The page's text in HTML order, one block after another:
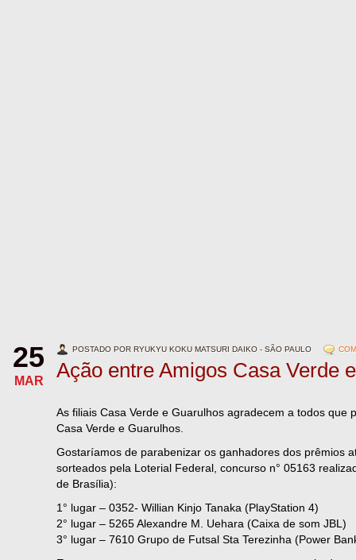
25
MAR
POSTADO POR RYUKYU KOKU MATSURI DAIKO - SÃO PAULO
Ação entre Amigos Casa Verde
As filiais Casa Verde e Guarulhos agradecem a todos que
Casa Verde e Guarulhos.
Gostaríamos de parabenizar os ganhadores dos prêmios
sorteados pela Loterial Federal, concurso n° 05163
de Brasília):
1° lugar – 0352- Willian Kinjo Tanaka (PlayStation 4)
2° lugar – 5265 Alexandre M. Uehara (Caixa de som JBL)
3° lugar – 7610 Grupo de Futsal Sta Terezinha (Power